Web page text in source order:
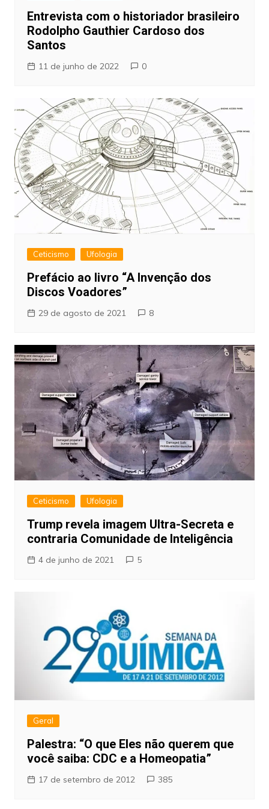
Entrevista com o historiador brasileiro
Rodolpho Gauthier Cardoso dos
Santos
11 de junho de 2022 0
Ceticismo Ufologia
Prefácio ao livro “A Invenção dos
Discos Voadores”
29 de agosto de 2021 8
Ceticismo Ufologia
Trump revela imagem Ultra-Secreta e
contraria Comunidade de Inteligência
4 de junho de 2021 5
Geral
Palestra: “O que Eles não querem que
você saiba: CDC e a Homeopatia”
17 de setembro de 2012 385